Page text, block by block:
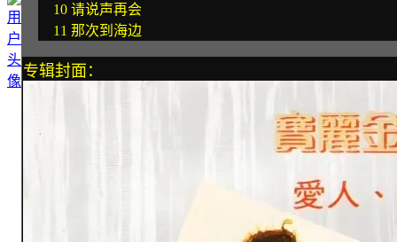
10 请说声再会
11 那次到海边
专辑封面：